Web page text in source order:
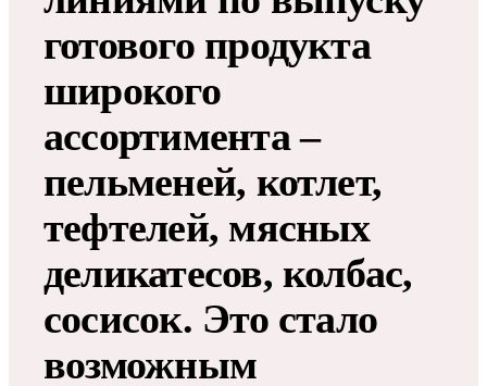
готового продукта
широкого
ассортимента –
пельменей, котлет,
тефтелей, мясных
деликатесов, колбас,
сосисок. Это стало
возможным